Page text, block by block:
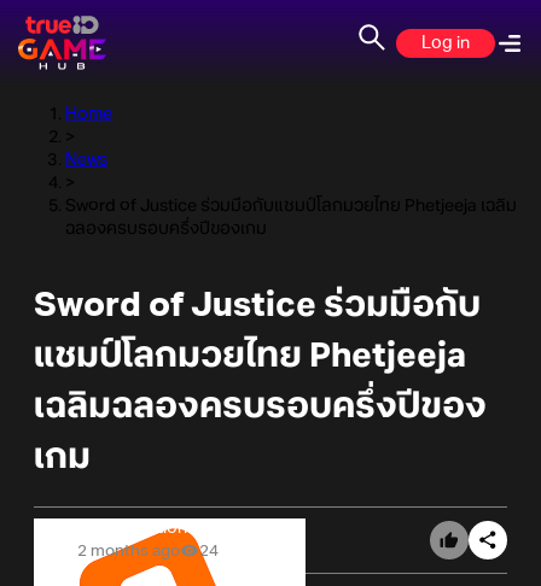
Log in
Home
>
News
>
Sword of Justice ร่วมมือกับแชมป์โลกมวยไทย Phetjeeja เฉลิม
ฉลองครบรอบครึ่งปีของเกม
Sword of Justice ร่วมมือกับ
แชมป์โลกมวยไทย Phetjeeja
เฉลิมฉลองครบรอบครึ่งปีของ
เกม
Online Station
2 months ago
24